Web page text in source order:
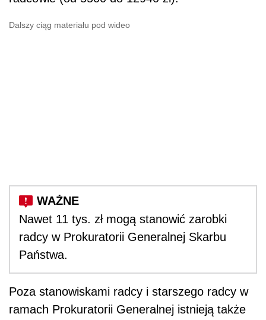
Dalszy ciąg materiału pod wideo
Nawet 11 tys. zł mogą stanowić zarobki
radcy w Prokuratorii Generalnej Skarbu
Państwa.
Poza stanowiskami radcy i starszego radcy w
ramach Prokuratorii Generalnej istnieją także